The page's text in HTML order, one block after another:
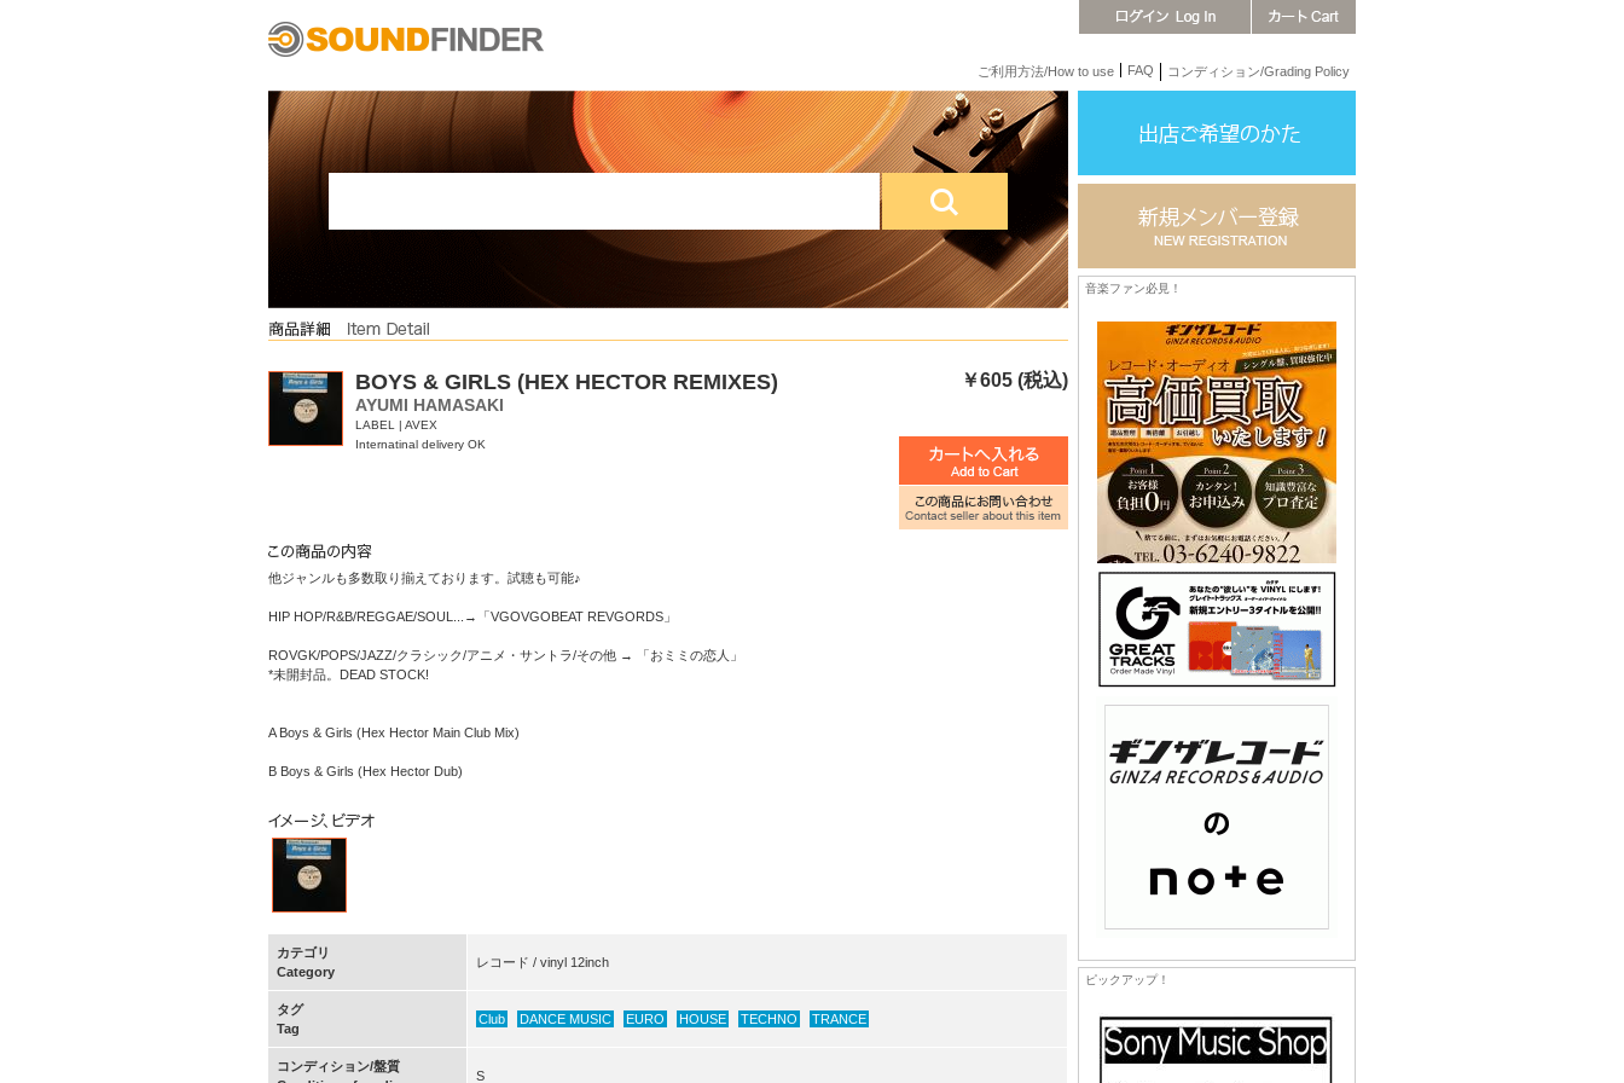
ご利用方法/How to use FAQ コンディション/Grading Policy
BOYS & GIRLS (HEX HECTOR REMIXES) ￥605 (税込)
AYUMI HAMASAKI
LABEL | AVEX
Internatinal delivery OK
他ジャンルも多数取り揃えております。試聴も可能♪
HIP HOP/R&B/REGGAE/SOUL...→「VGOVGOBEAT REVGORDS」
ROVGK/POPS/JAZZ/クラシック/アニメ・サントラ/その他 → 「おミミの恋人」
*未開封品。DEAD STOCK!
A Boys & Girls (Hex Hector Main Club Mix)
B Boys & Girls (Hex Hector Dub)
カテゴリ
Category
レコード / vinyl 12inch
タグ
Tag
Club DANCE MUSIC EURO HOUSE TECHNO TRANCE
コンディション/盤質
S
音楽ファン必見！
ピックアップ！